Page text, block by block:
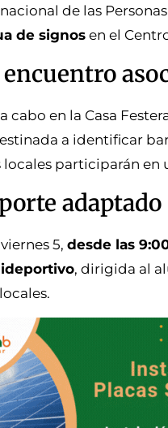
de las
de signos en el
encuentro
cabo en la Casa
a identificar
locales participarán
adaptado
5, desde las
, dirigida al